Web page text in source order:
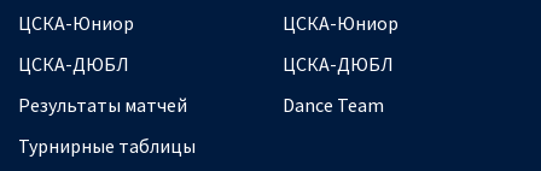
ЦСКА-Юниор
ЦСКА-ДЮБЛ
Результаты матчей
Турнирные таблицы
ЦСКА-Юниор
ЦСКА-ДЮБЛ
Dance Team